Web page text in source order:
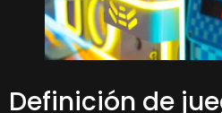
Definición de